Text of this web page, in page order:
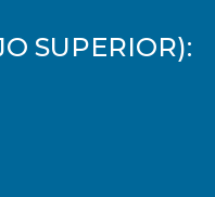
SUPERIOR):